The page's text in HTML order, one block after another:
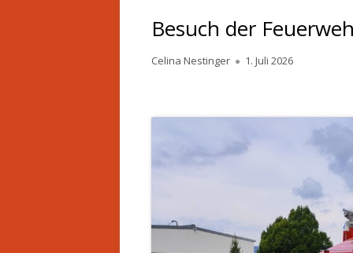
Besuch der
Autor
Celina Nestinger
Veröffentlicht
1. Juli 2026